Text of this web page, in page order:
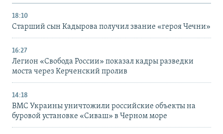
18:10
Старший сын Кадырова получил звание «героя Чечни»
16:27
Легион «Свобода России» показал кадры разведки
моста через Керченский пролив
14:18
ВМС Украины уничтожили российские объекты на
буровой установке «Сиваш» в Черном море